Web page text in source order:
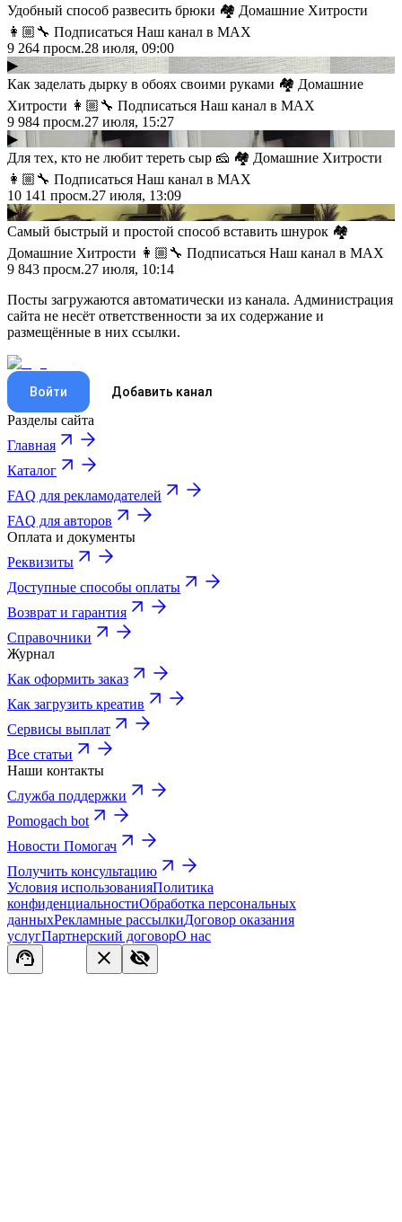
Удобный способ развесить брюки 🏘 Домашние Хитрости
👩🏼‍🔧 Подписаться Наш канал в MAX
9 264 просм.28 июля, 09:00
▶
Как заделать дырку в обоях своими руками 🏘 Домашние
Хитрости 👩🏼‍🔧 Подписаться Наш канал в MAX
9 984 просм.27 июля, 15:27
▶
Для тех, кто не любит тереть сыр 🧀 🏘 Домашние Хитрости
👩🏼‍🔧 Подписаться Наш канал в MAX
10 141 просм.27 июля, 13:09
▶
Самый быстрый и простой способ вставить шнурок 🏘
Домашние Хитрости 👩🏼‍🔧 Подписаться Наш канал в MAX
9 843 просм.27 июля, 10:14
Посты загружаются автоматически из канала. Администрация
сайта не несёт ответственности за их содержание и
размещённые в них ссылки.
Войти Добавить канал
Разделы сайта
Главная
Каталог
FAQ для рекламодателей
FAQ для авторов
Оплата и документы
Реквизиты
Доступные способы оплаты
Возврат и гарантия
Справочники
Журнал
Как оформить заказ
Как загрузить креатив
Сервисы выплат
Все статьи
Наши контакты
Служба поддержки
Pomogach bot
Новости Помогач
Получить консультацию
Условия использованияПолитика
конфиденциальностиОбработка персональных
данныхРекламные рассылкиДоговор оказания
услугПартнерский договорО нас